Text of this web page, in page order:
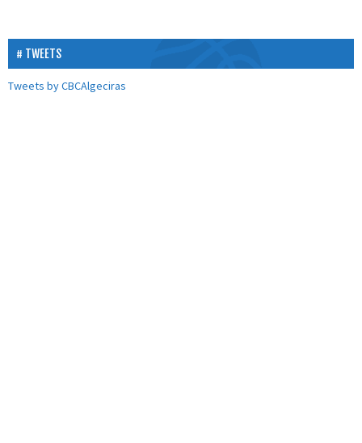
TWEETS
Tweets by CBCAlgeciras